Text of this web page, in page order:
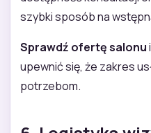
szybki sposób na
Sprawdź ofertę salonu
upewnić się, że zakres
potrzebom.